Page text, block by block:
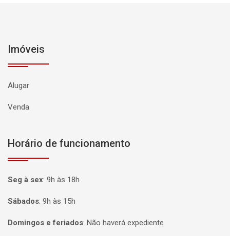
Imóveis
Alugar
Venda
Horário de funcionamento
Seg à sex: 9h às 18h
Sábados: 9h às 15h
Domingos e feriados: Não haverá expediente